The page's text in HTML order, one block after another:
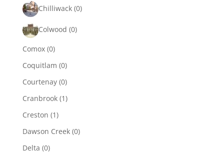
Chilliwack (0)
Colwood (0)
Comox (0)
Coquitlam (0)
Courtenay (0)
Cranbrook (1)
Creston (1)
Dawson Creek (0)
Delta (0)